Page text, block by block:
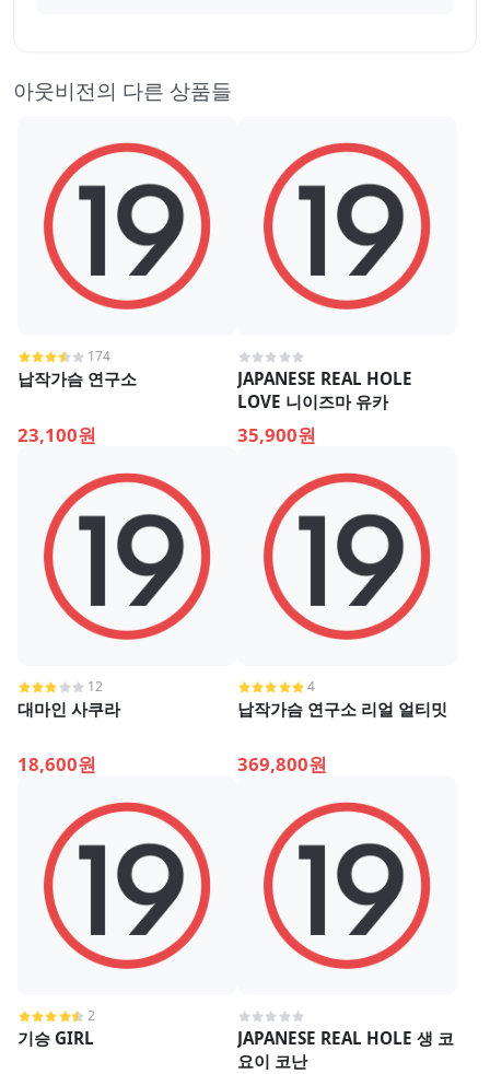
아웃비전의 다른 상품들
174
납작가슴 연구소
23,100원
JAPANESE REAL HOLE
LOVE 니이즈마 유카
35,900원
12
대마인 사쿠라
18,600원
4
납작가슴 연구소 리얼 얼티밋
369,800원
2
기승 GIRL
JAPANESE REAL HOLE 생 코
요이 코난